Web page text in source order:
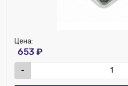
Цена:
653 ₽
-